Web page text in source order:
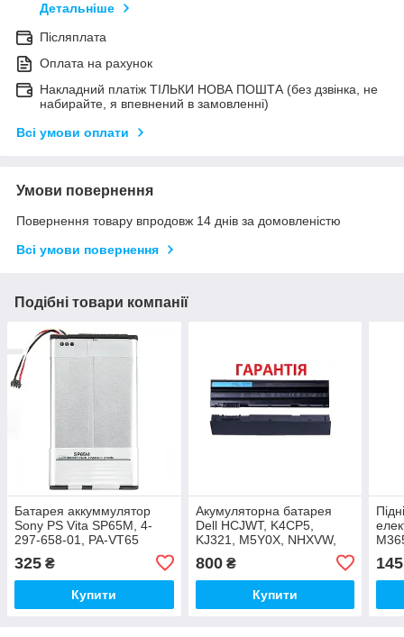
Детальніше
Післяплата
Оплата на рахунок
Накладний платіж ТІЛЬКИ НОВА ПОШТА (без дзвінка, не
набирайте, я впевнений в замовленні)
Всі умови оплати
Умови повернення
Повернення товару впродовж 14 днів за домовленістю
Всі умови повернення
Подібні товари компанії
Батарея аккуммулятор
Sony PS Vita SP65M, 4-
297-658-01, PA-VT65
325 ₴
Купити
Акумуляторна батарея
Dell HCJWT, K4CP5,
KJ321, M5Y0X, NHXVW,
P15F001, P15F002
800₴
Купити
145